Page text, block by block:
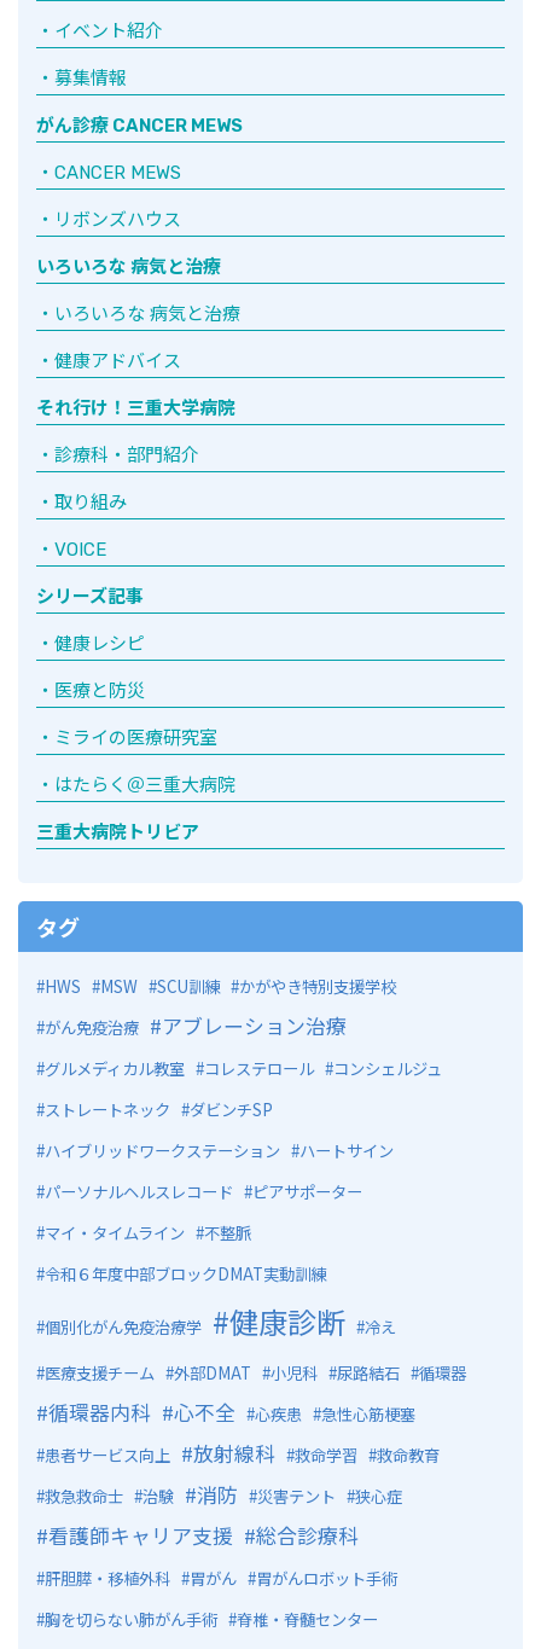
イベント紹介
募集情報
がん診療 CANCER MEWS
CANCER MEWS
リボンズハウス
いろいろな 病気と治療
いろいろな 病気と治療
健康アドバイス
それ行け！三重大学病院
診療科・部門紹介
取り組み
VOICE
シリーズ記事
健康レシピ
医療と防災
ミライの医療研究室
はたらく＠三重大病院
三重大病院トリビア
タグ
HWS MSW SCU訓練
かがやき特別支援学校
がん免疫治療
アブレーション治療
グルメディカル教室 コレステロール
コンシェルジュ
ストレートネック
ダビンチSP
ハイブリッドワークステーション
ハートサイン
パーソナルヘルスレコード
ピアサポーター
マイ・タイムライン
不整脈
令和６年度中部ブロックDMAT実動訓練
個別化がん免疫治療学 健康診断
冷え
医療支援チーム
外部DMAT 小児科 尿路結石 循環器
循環器内科 心不全 心疾患
急性心筋梗塞
患者サービス向上
放射線科 救命学習
救命教育
救急救命士
治験 消防 災害テント 狭心症
看護師キャリア支援 総合診療科
肝胆膵・移植外科 胃がん
胃がんロボット手術
胸を切らない肺がん手術
脊椎・脊髄センター